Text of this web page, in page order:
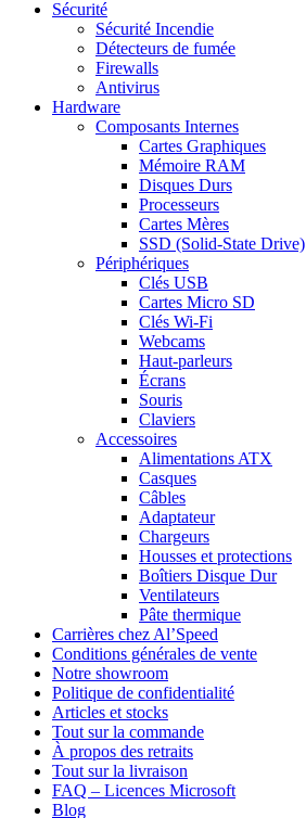
Sécurité
Sécurité Incendie
Détecteurs de fumée
Firewalls
Antivirus
Hardware
Composants Internes
Cartes Graphiques
Mémoire RAM
Disques Durs
Processeurs
Cartes Mères
SSD (Solid-State Drive)
Périphériques
Clés USB
Cartes Micro SD
Clés Wi-Fi
Webcams
Haut-parleurs
Écrans
Souris
Claviers
Accessoires
Alimentations ATX
Casques
Câbles
Adaptateur
Chargeurs
Housses et protections
Boîtiers Disque Dur
Ventilateurs
Pâte thermique
Carrières chez Al’Speed
Conditions générales de vente
Notre showroom
Politique de confidentialité
Articles et stocks
Tout sur la commande
À propos des retraits
Tout sur la livraison
FAQ – Licences Microsoft
Blog